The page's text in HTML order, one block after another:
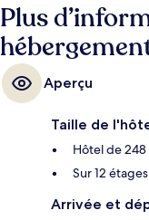
Plus
Aperçu
Taille de
Hôtel de
Sur 12 étages
Arrivée et